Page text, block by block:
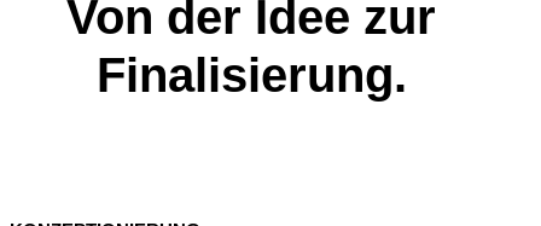
Von der Idee zur
Finalisierung.